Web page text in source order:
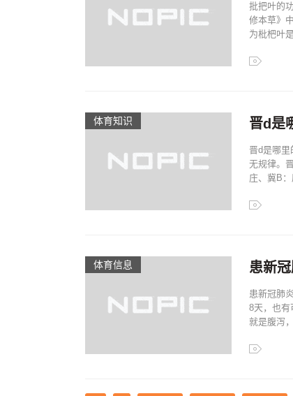
批把叶的
修本草》
为枇杷叶
体育知识 晋d是
晋d是哪里
无规律。
庄、冀B
体育信息 患新
患新冠肺
8天，也有
就是腹泻